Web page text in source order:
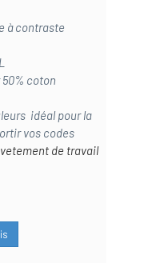
à contraste
coton
idéal pour la
vos codes
vetement de travail